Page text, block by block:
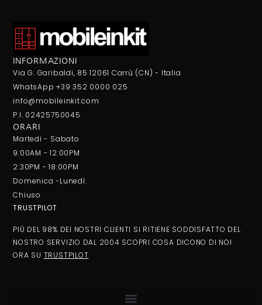
INFORMAZIONI
Via G. Garibaldi, 85 12061 Carrù (CN) - Italia
WhatsApp +39 352 0000 025
info@mobileinkit.com
P.I. 02425750045
ORARI
Martedi - Sabato
9:00AM - 12:00PM
2:30PM - 18:00PM
Domenica -Lunedì:
Chiuso
TRUSTPILOT
PIÙ DEL 98% DEI NOSTRI CLIENTI SI RITIENE SODDISFATTO DEL
NOSTRO SERVIZIO DAL 2004 SCOPRI COSA DICONO DI NOI
ORA SU TRUSTPILOT